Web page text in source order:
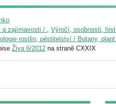
a zajímavosti / , Výročí, osobnosti,
rostlin, pěstitelství / Botany,
Živa 6/2012 na straně CXXIX